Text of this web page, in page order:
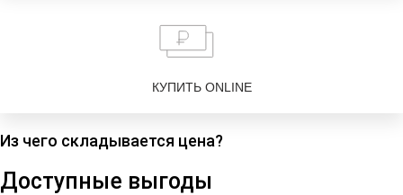
КУПИТЬ ONLINE
Из чего складывается цена?
Доступные выгоды